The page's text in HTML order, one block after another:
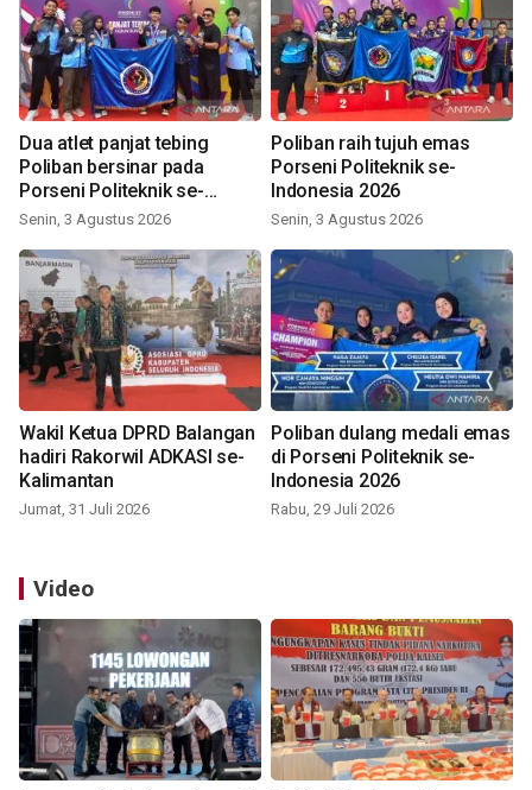
Dua atlet panjat tebing
Poliban bersinar pada
Porseni Politeknik se-
Indonesia 2026
Senin, 3 Agustus 2026
Poliban raih tujuh emas
Porseni Politeknik se-
Indonesia 2026
Senin, 3 Agustus 2026
Wakil Ketua DPRD Balangan
hadiri Rakorwil ADKASI se-
Kalimantan
Jumat, 31 Juli 2026
Poliban dulang medali emas
di Porseni Politeknik se-
Indonesia 2026
Rabu, 29 Juli 2026
Video